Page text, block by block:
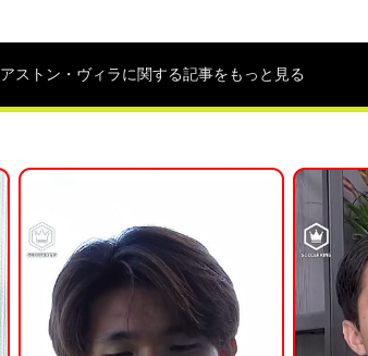
アストン・ヴィラに関する記事をもっと見る